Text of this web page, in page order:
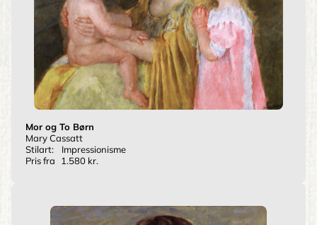
Mor og To Børn
Mary Cassatt
Stilart:
Impressionisme
Pris fra
1.580 kr.